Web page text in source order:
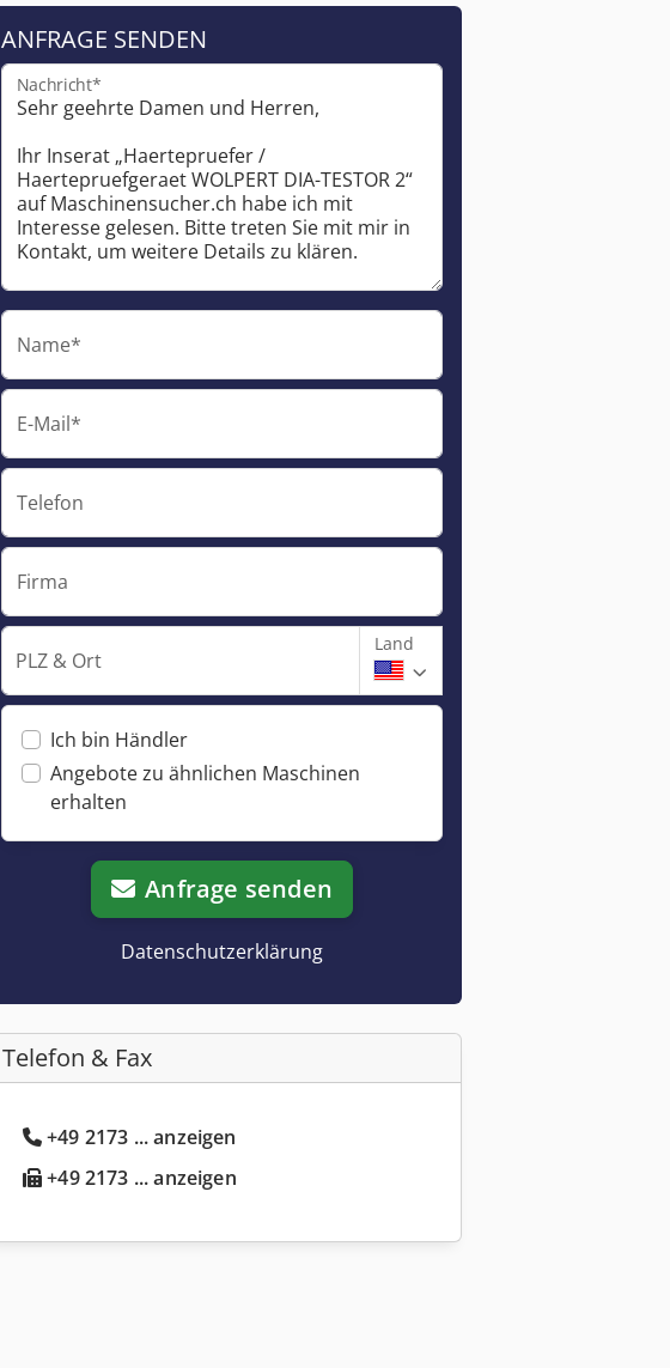
ANFRAGE SENDEN
Nachricht*
Name*
E-Mail*
Telefon
Firma
PLZ & Ort
Land
Ich bin Händler
Angebote zu ähnlichen Maschinen
erhalten
Anfrage senden
Datenschutzerklärung
Telefon & Fax
+49 2173 ... anzeigen
+49 2173 ... anzeigen